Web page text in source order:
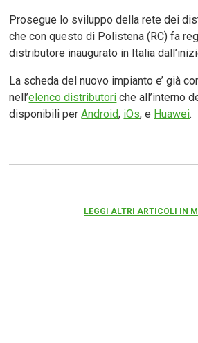
Prosegue lo sviluppo della rete dei
che con questo di Polistena (RC) fa
distributore inaugurato in Italia
La scheda del nuovo impianto e’ già
nell’elenco distributori che all’interno
disponibili perAndroid, iOs, e Huawei.
LEGGI ALTRI ARTICOLI IN